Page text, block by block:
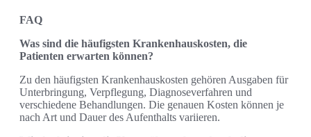
FAQ
Was sind die häufigsten Krankenhauskosten, die
Patienten erwarten können?
Zu den häufigsten Krankenhauskosten gehören Ausgaben für
Unterbringung, Verpflegung, Diagnoseverfahren und
verschiedene Behandlungen. Die genauen Kosten können je
nach Art und Dauer des Aufenthalts variieren.